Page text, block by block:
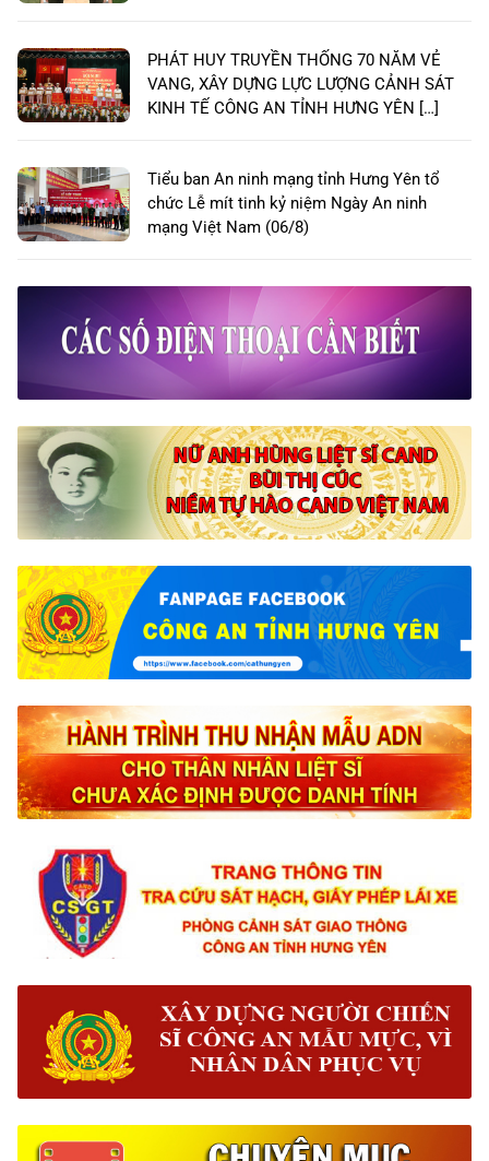
PHÁT HUY TRUYỀN THỐNG 70 NĂM VẺ
VANG, XÂY DỰNG LỰC LƯỢNG CẢNH SÁT
KINH TẾ CÔNG AN TỈNH HƯNG YÊN […]
Tiểu ban An ninh mạng tỉnh Hưng Yên tổ
chức Lễ mít tinh kỷ niệm Ngày An ninh
mạng Việt Nam (06/8)